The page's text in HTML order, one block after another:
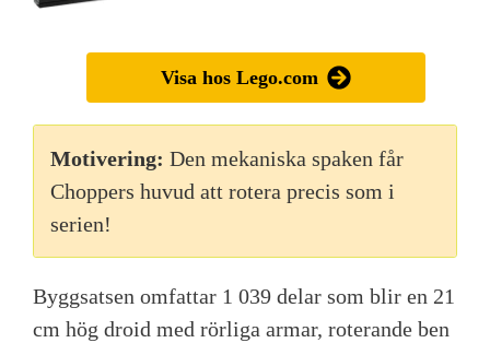
Visa hos Lego.com
Motivering: Den mekaniska spaken får
Choppers huvud att rotera precis som i
serien!
Byggsatsen omfattar 1 039 delar som blir en 21
cm hög droid med rörliga armar, roterande ben